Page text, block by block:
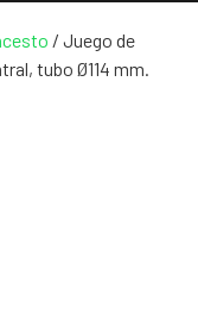
/ Juego de
tubo Ø114 mm.